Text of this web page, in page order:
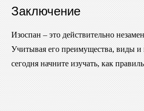
Заключение
Изоспан – это действительно
Учитывая его преимущества, виды и
сегодня начните изучать, как